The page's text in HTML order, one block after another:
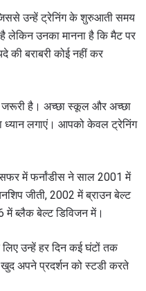
उन्हें ट्रेनिंग के शुरुआती समय
लेकिन उनका मानना है कि मैट पर
की बराबरी कोई नहीं कर
जरूरी है। अच्छा स्कूल और अच्छा
ध्यान लगाएं। आपको केवल ट्रेनिंग
में फर्नांडीस ने साल 2001 में
जीती, 2002 में ब्राउन बेल्ट
ब्लैक बेल्ट डिविजन में।
उन्हें हर दिन कई घंटों तक
अपने प्रदर्शन को स्टडी करते